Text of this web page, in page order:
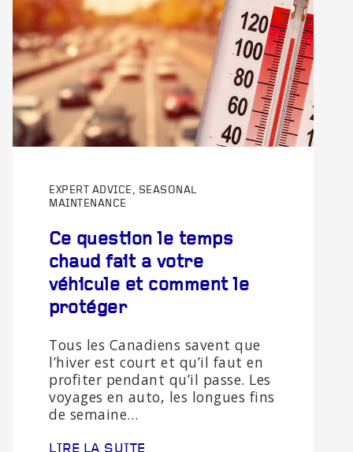
EXPERT ADVICE, SEASONAL
MAINTENANCE
Ce question le temps
chaud fait a votre
véhicule et comment le
protéger
Tous les Canadiens savent que
l’hiver est court et qu’il faut en
profiter pendant qu’il passe. Les
voyages en auto, les longues fins
de semaine…